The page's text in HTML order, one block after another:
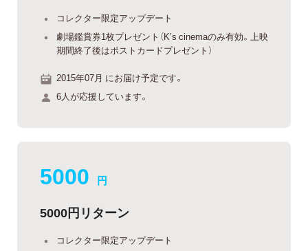
コレクター限定アップデート
劇場鑑賞券1枚プレゼント（K’s cinemaのみ有効。上映
期間終了後はポストカードプレゼント）
2015年07月 にお届け予定です。
6人が応援しています。
5000 円
5000円リターン
コレクター限定アップデート